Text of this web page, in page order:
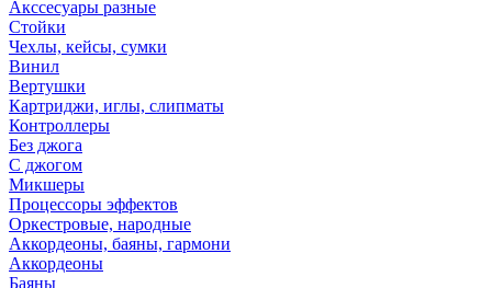
Акссесуары разные
Стойки
Чехлы, кейсы, сумки
Винил
Вертушки
Картриджи, иглы, слипматы
Контроллеры
Без джога
С джогом
Микшеры
Процессоры эффектов
Оркестровые, народные
Аккордеоны, баяны, гармони
Аккордеоны
Баяны